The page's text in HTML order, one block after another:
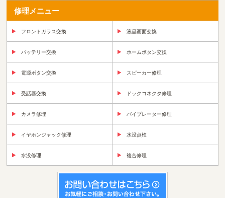
修理メニュー
フロントガラス交換 液晶画面交換
バッテリー交換 ホームボタン交換
電源ボタン交換 スピーカー修理
受話器交換 ドックコネクタ修理
カメラ修理 バイブレーター修理
イヤホンジャック修理 水没点検
水没修理 複合修理